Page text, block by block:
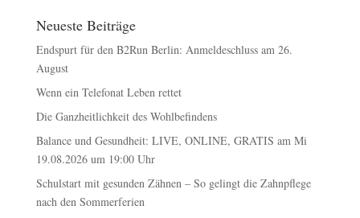
Neueste Beiträge
Endspurt für den B2Run Berlin: Anmeldeschluss am 26.
August
Wenn ein Telefonat Leben rettet
Die Ganzheitlichkeit des Wohlbefindens
Balance und Gesundheit: LIVE, ONLINE, GRATIS am Mi
19.08.2026 um 19:00 Uhr
Schulstart mit gesunden Zähnen – So gelingt die Zahnpflege
nach den Sommerferien